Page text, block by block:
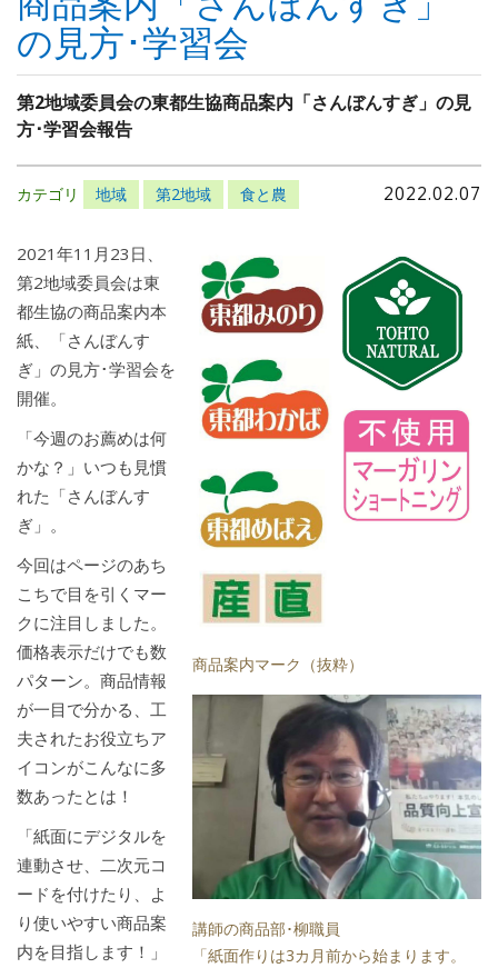
の見方･学習会
第2地域委員会の東都生協商品案内「さんぼんすぎ」の見
方･学習会報告
2022.02.07
カテゴリ 地域 第2地域 食と農
商品案内マーク（抜粋）
講師の商品部･柳職員
「紙面作りは3カ月前から始まります。
2021年11月23日、
第2地域委員会は東
都生協の商品案内本
紙、「さんぼんす
ぎ」の見方･学習会を
開催。
「今週のお薦めは何
かな？」いつも見慣
れた「さんぼんす
ぎ」。
今回はページのあち
こちで目を引くマー
クに注目しました。
価格表示だけでも数
パターン。商品情報
が一目で分かる、工
夫されたお役立ちア
イコンがこんなに多
数あったとは！
「紙面にデジタルを
連動させ、二次元コ
ードを付けたり、よ
り使いやすい商品案
内を目指します！」